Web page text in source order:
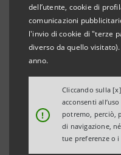
dell’utente, cookie di
comunicazioni
l'invio di cookie di "terze
diverso da quello
anno.
!
Cliccando sulla
acconsenti
potremo, perciò,
di navigazione,
tue preferenze o
STAMPA AGGIORNA
UNIONE
QUALCHE
PROGETTO DELLA
INTESA SANPAOLO
Torino, Roma 27
settembre alle ore
Torino la